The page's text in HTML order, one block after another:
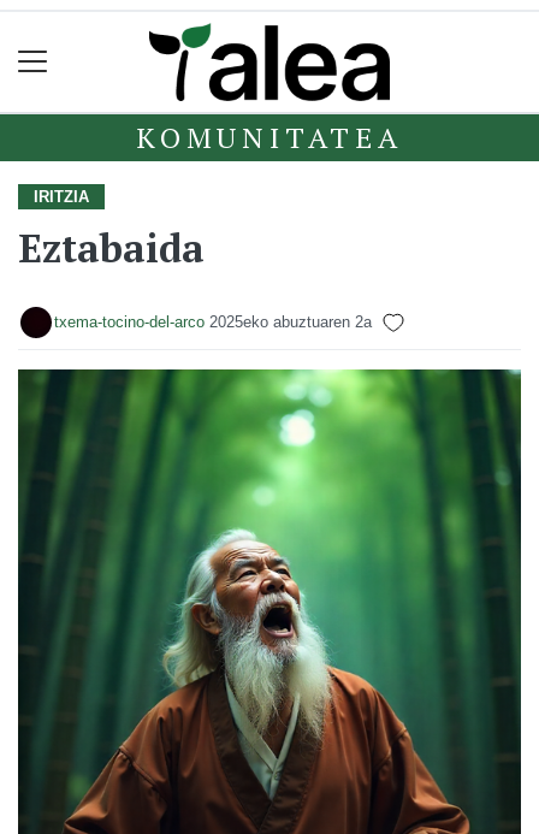
KOMUNITATEA
IRITZIA
Eztabaida
txema-tocino-del-arco 2025eko abuztuaren 2a